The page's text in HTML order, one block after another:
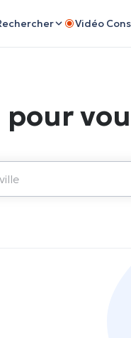
Vidéo